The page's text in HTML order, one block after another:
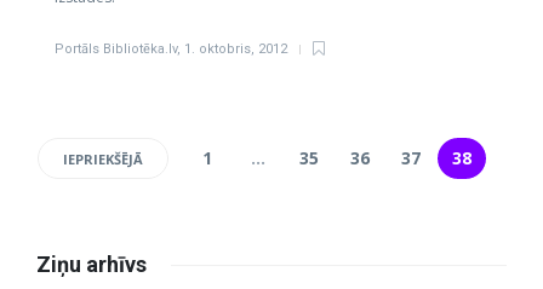
Portāls Bibliotēka.lv, 1. oktobris, 2012
IEPRIEKŠĒJĀ 1 … 35 36 37 38
Ziņu arhīvs